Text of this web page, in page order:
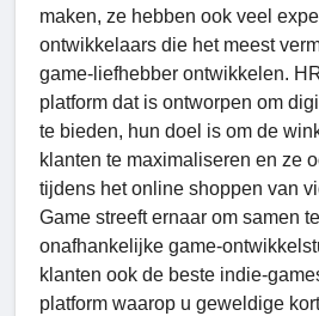
maken, ze hebben ook veel
ontwikkelaars die het meest
game-liefhebber ontwikkelen.
platform dat is ontworpen om
te bieden, hun doel is om de
klanten te maximaliseren en ze
tijdens het online shoppen van
Game streeft ernaar om samen
onafhankelijke game-
klanten ook de beste indie-
platform waarop u geweldige